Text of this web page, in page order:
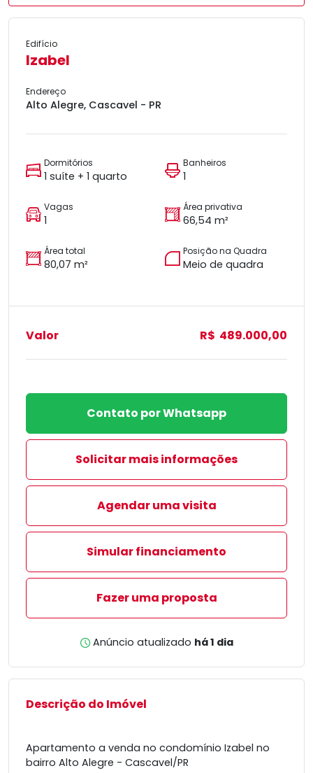
Edifício
Izabel
Endereço
Alto Alegre, Cascavel - PR
Dormitórios
1 suíte + 1 quarto
Banheiros
1
Vagas
1
Área privativa
66,54 m²
Área total
80,07 m²
Posição na Quadra
Meio de quadra
Valor R$ 489.000,00
Contato por Whatsapp
Solicitar mais informações
Agendar uma visita
Simular financiamento
Fazer uma proposta
Anúncio atualizado há 1 dia
Descrição do Imóvel
Apartamento a venda no condomínio Izabel no
bairro Alto Alegre - Cascavel/PR